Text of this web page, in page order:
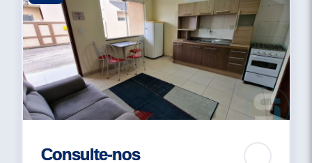
Consulte-nos